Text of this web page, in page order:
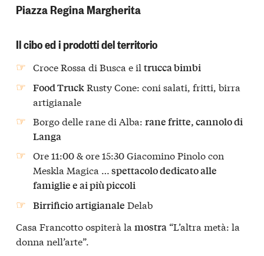
Piazza Regina Margherita
Il cibo ed i prodotti del territorio
Croce Rossa di Busca e iltrucca bimbi
Food TruckRusty Cone: coni salati, fritti, birra
artigianale
Borgo delle rane di Alba:rane fritte, cannolo di
Langa
Ore 11:00 & ore 15:30 Giacomino Pinolo con
Meskla Magica …spettacolo dedicato alle
famiglie e ai più piccoli
Birrificioartigianale Delab
Casa Francotto ospiterà la mostra “L’altra metà: la
donna nell’arte”.